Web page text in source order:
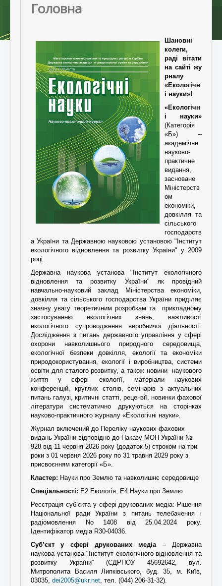
Головна
Шановні
колеги,
раді вітати
на сайті жу
рналу
«Екологічн
і науки»!
«Екологічн
і науки»
(Категорія
«Б») –
академічне
науково-
практичне
видання,
засноване
Міністерств
ом
економіки,
довкілля та
сільського
господарств
а України та Державною науковою установою "Інститут
екологічного відновлення та розвитку України" у 2009
році.
Державна наукова установа "Інститут екологічного
відновлення та розвитку України" як провідний
навчально-науковий заклад Міністерства економіки,
довкілля та сільського господарства України приділяє
значну увагу теоретичним розробкам та прикладному
застосуванню екологічних знань, важливості
екологічного супроводження виробничої діяльності.
Дослідження з питань державного управління у сфері
охорони навколишнього природного середовища,
екологічної безпеки довкілля, екології та економіки
природокористування, екології і виробництва, системи
освіти для сталого розвитку, а також новини наукового
життя у сфері екології, матеріали наукових
конференцій, круглих столів, семінарів з актуальних
питань галузі, критичні статті, рецензії, новинки фахової
літератури систематично друкуються на сторінках
науково-практичного журналу «Екологічні науки».
Журнал включений до Переліку наукових фахових
видань України відповідно до Наказу МОН України №
928 від 11 червня 2026 року (додаток 5) строком на три
роки з 01 червня 2026 року по 31 травня 2029 року з
присвоєнням категорії «Б».
Кластер: Науки про Землю та навколишнє середовище
Спеціальності: Е2 Екологія, Е4 Науки про Землю
Реєстрація суб’єкта у сфері друкованих медіа: Рішення
Національної ради України з питань телебачення і
радіомовлення No 1408 від 25.04.2024 року.
Ідентифікатор медіа R30-04036.
Суб’єкт у сфері друкованих медіа – Державна
наукова установа "Інститут екологічного відновлення та
розвитку України" (ЄДРПОУ 45692642, вул.
Митрополита Василя Липківського, буд. 35, м. Київ,
03035, dei2005@ukr.net , тел. (044) 206-31-32).